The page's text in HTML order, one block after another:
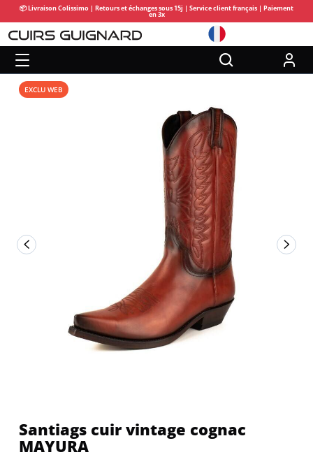
📦 Livraison Colissimo | Retours et échanges sous 15j | Service client français | Paiement
en 3x
Santiags cuir vintage cognac
MAYURA
EXCLU WEB